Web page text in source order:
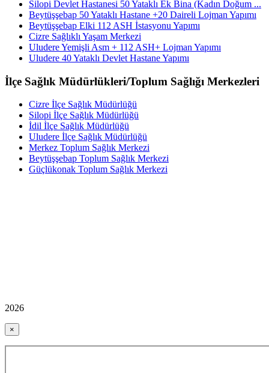
Silopi Devlet Hastanesi 50 Yataklı Ek Bina (Kadın Doğum ...
Beytüşşebap 50 Yataklı Hastane +20 Daireli Lojman Yapımı
Beytüşşebap Elki 112 ASH İstasyonu Yapımı
Cizre Sağlıklı Yaşam Merkezi
Uludere Yemişli Asm + 112 ASH+ Lojman Yapımı
Uludere 40 Yataklı Devlet Hastane Yapımı
İlçe Sağlık Müdürlükleri/Toplum Sağlığı Merkezleri
Cizre İlçe Sağlık Müdürlüğü
Silopi İlçe Sağlık Müdürlüğü
İdil İlçe Sağlık Müdürlüğü
Uludere İlçe Sağlık Müdürlüğü
Merkez Toplum Sağlık Merkezi
Beytüşşebap Toplum Sağlık Merkezi
Güçlükonak Toplum Sağlık Merkezi
2026
×